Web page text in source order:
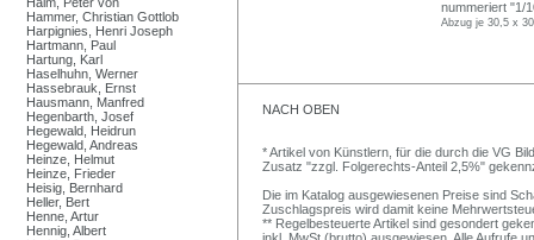
Hammer, Christian Gottlob
Harpignies, Henri Joseph
Hartmann, Paul
Hartung, Karl
Haselhuhn, Werner
Hassebrauk, Ernst
Hausmann, Manfred
Hegenbarth, Josef
Hegewald, Heidrun
Hegewald, Andreas
Heinze, Helmut
Heinze, Frieder
Heisig, Bernhard
Heller, Bert
Henne, Artur
Hennig, Albert
nummeriert "1/
Abzug je 30,5 x
NACH OBEN
* Artikel von Künstlern, für die durch die VG
Zusatz "zzgl. Folgerechts-Anteil 2,5%"
Die im Katalog ausgewiesenen Preise sind
Zuschlagspreis wird damit keine
** Regelbesteuerte Artikel sind gesondert